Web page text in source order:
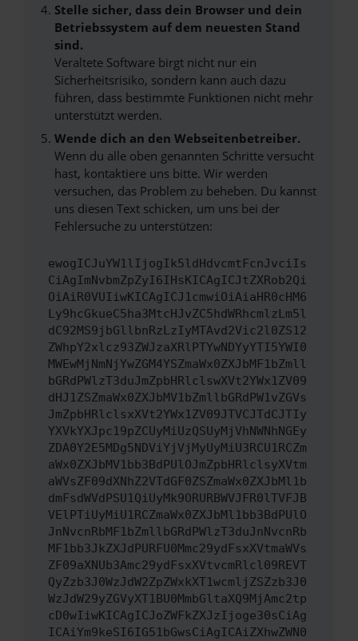
Stelle sicher, dass dein Browser und dein
Betriebssystem auf dem neuesten Stand
sind.
Veraltete Software birgt nicht nur ein
Sicherheitsrisiko, sondern kann auch dazu
führen, dass bestimmte Funktionen nicht mehr
unterstützt werden.
Wende dich an den Webseitenbetreiber.
Wenn du alle oben genannten Schritte versucht
hast, kontaktiere uns bitte. Wir werden
versuchen, das Problem zu beheben. Du kannst
uns diesen Text schicken, um uns bei der
Fehlersuche zu unterstützen:
ewogICJuYW1lIjogIk5ldHdvcmtFcnJvciIs
CiAgImNvbmZpZyI6IHsKICAgICJtZXRob2Qi
OiAiR0VUIiwKICAgICJ1cmwiOiAiaHR0cHM6
Ly9hcGkueC5ha3MtcHJvZC5hdWRhcmlzLm5l
dC92MS9jbGllbnRzLzIyMTAvd2Vic2l0ZS12
ZWhpY2xlcz93ZWJzaXRlPTYwNDYyYTI5YWI0
MWEwMjNmNjYwZGM4YSZmaWx0ZXJbMF1bZmll
bGRdPWlzT3duJmZpbHRlclswXVt2YWx1ZV09
dHJ1ZSZmaWx0ZXJbMV1bZmllbGRdPW1vZGVs
JmZpbHRlclsxXVt2YWx1ZV09JTVCJTdCJTIy
YXVkYXJpc19pZCUyMiUzQSUyMjVhNWNhNGEy
ZDA0Y2E5MDg5NDViYjVjMyUyMiU3RCU1RCZm
aWx0ZXJbMV1bb3BdPUlOJmZpbHRlclsyXVtm
aWVsZF09dXNhZ2VTdGF0ZSZmaWx0ZXJbMl1b
dmFsdWVdPSU1QiUyMk9ORURBWVJFR0lTVFJB
VElPTiUyMiU1RCZmaWx0ZXJbMl1bb3BdPUlO
JnNvcnRbMF1bZmllbGRdPWlzT3duJnNvcnRb
MF1bb3JkZXJdPURFU0Mmc29ydFsxXVtmaWVs
ZF09aXNUb3Amc29ydFsxXVtvcmRlcl09REVT
QyZzb3J0WzJdW2ZpZWxkXT1wcmljZSZzb3J0
WzJdW29yZGVyXT1BU0MmbGltaXQ9MjAmc2tp
cD0wIiwKICAgICJoZWFkZXJzIjoge30sCiAg
ICAiYm9keSI6IG51bGwsCiAgICAiZXhwZWN0